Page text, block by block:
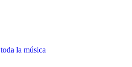
la música